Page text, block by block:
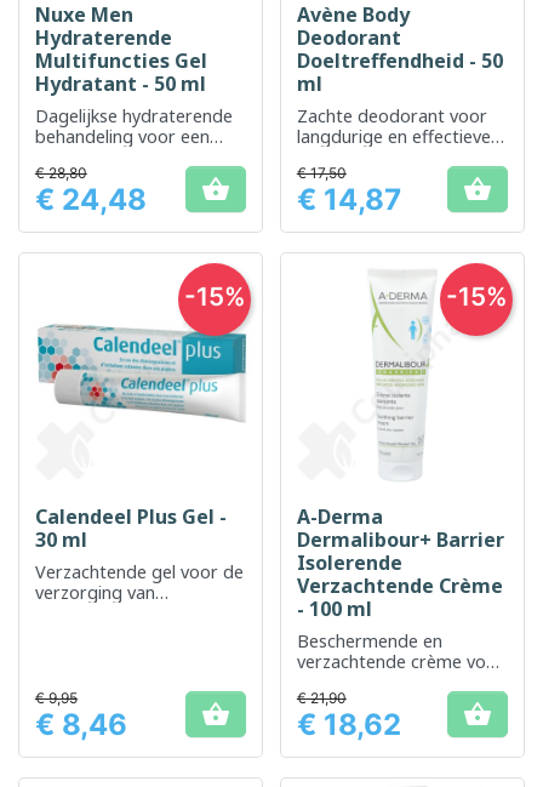
Nuxe Men
Hydraterende
Multifuncties Gel
Hydratant - 50 ml
Dagelijkse hydraterende
behandeling voor een
gekalmeerde mannenhuid
Prijs
€ 28,80
€ 24,48 
Avène Body
Deodorant
Doeltreffendheid - 50
ml
Zachte deodorant voor
langdurige en effectieve
geurtjes
Prijs
€ 17,50
€ 14,87 
Calendeel Plus Gel -
30 ml
Verzachtende gel voor de
verzorging van
Prijs
€ 9,95
€ 8,46 
-15%
A-Derma
Dermalibour+ Barrier
Isolerende
Verzachtende Crème
- 100 ml
Beschermende en
verzachtende crème voor
huid
Prijs
€ 21,90
€ 18,62 
-15%